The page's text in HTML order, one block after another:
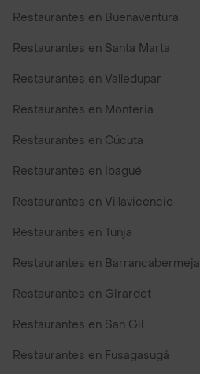
Restaurantes en Buenaventura
Restaurantes en Santa Marta
Restaurantes en Valledupar
Restaurantes en Monteria
Restaurantes en Cúcuta
Restaurantes en Ibagué
Restaurantes en Villavicencio
Restaurantes en Tunja
Restaurantes en Barrancabermeja
Restaurantes en Girardot
Restaurantes en San Gil
Restaurantes en Fusagasugá